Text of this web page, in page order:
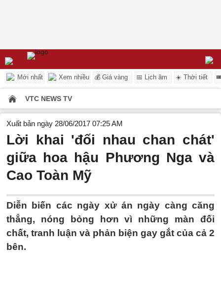
Mới nhất Xem nhiều 💰 Giá vàng 📅 Lịch âm ☀️ Thời tiết
VTC NEWS TV
Xuất bản ngày 28/06/2017 07:25 AM
Lời khai 'đối nhau chan chát'
giữa hoa hậu Phương Nga và
Cao Toàn Mỹ
Diễn biến các ngày xử án ngày càng căng
thẳng, nóng bỏng hơn vì những màn đối
chất, tranh luận và phản biện gay gắt của cả 2
bên.